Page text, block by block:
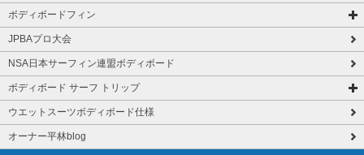
ボディボードフィン
JPBAプロ大会
NSA日本サーフィン連盟ボディボード
ボディボード サーフ トリップ
ウエットスーツボディボード仕様
オーナー平林blog